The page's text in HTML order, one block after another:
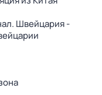
Швейцария -